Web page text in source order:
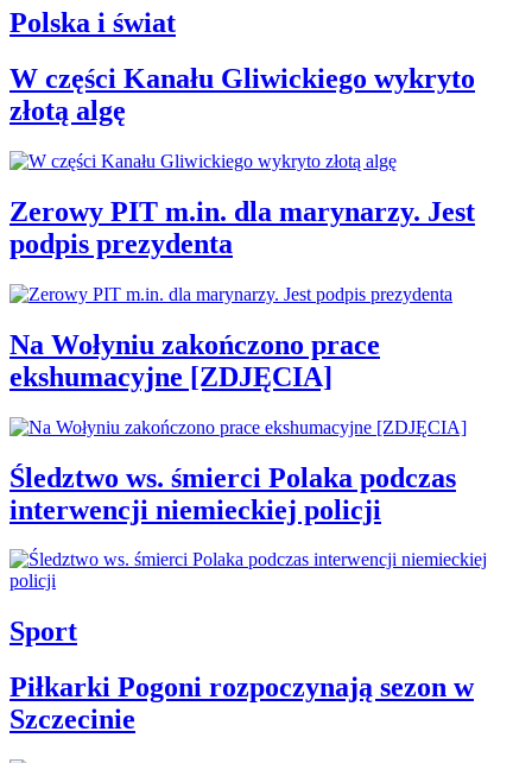
Polska i świat
W części Kanału Gliwickiego wykryto
złotą algę
Zerowy PIT m.in. dla marynarzy. Jest
podpis prezydenta
Na Wołyniu zakończono prace
ekshumacyjne [ZDJĘCIA]
Śledztwo ws. śmierci Polaka podczas
interwencji niemieckiej policji
Sport
Piłkarki Pogoni rozpoczynają sezon w
Szczecinie